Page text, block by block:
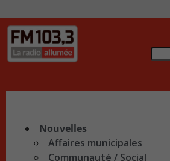
Nouvelles
Affaires municipales
Communauté / Social